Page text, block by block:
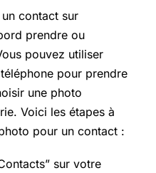
contact sur
prendre ou
pouvez utiliser
pour prendre
une photo
Voici les étapes à
pour un contact :
sur votre